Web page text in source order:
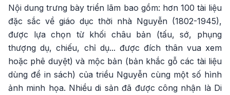
Nội dung trưng bày triển lãm bao gồm: hơn 100 tài liệu
đặc sắc về giáo dục thời nhà Nguyễn (1802-1945),
được lựa chọn từ khối châu bản (tấu, sớ, phụng
thượng dụ, chiếu, chỉ dụ... được đích thân vua xem
hoặc phê duyệt) và mộc bản (bản khắc gỗ các tài liệu
dùng để in sách) của triều Nguyễn cùng một số hình
ảnh minh họa. Nhiều di sản đã được công nhận là Di